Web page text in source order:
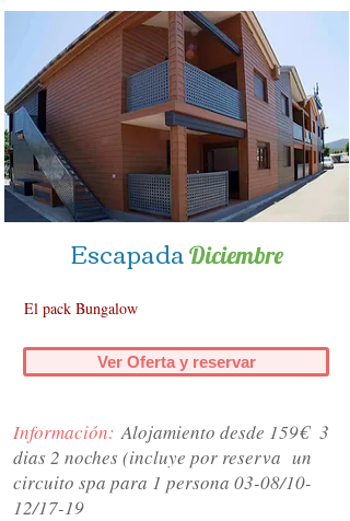
EscapadaDiciembre
El pack Bungalow
Ver Oferta y reservar
Información: Alojamiento desde 159€ 3
dias 2 noches (incluye por reserva un
circuito spa para 1 persona 03-08/10-
12/17-19